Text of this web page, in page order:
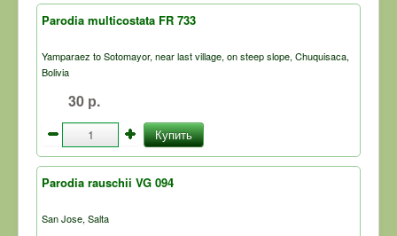
Parodia multicostata FR 733
Yamparaez to Sotomayor, near last village, on steep slope, Chuquisaca,
Bolivia
30 р.
Купить
Parodia rauschii VG 094
San Jose, Salta